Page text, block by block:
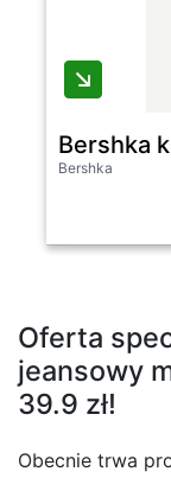
Bershka
Bershka
Oferta
jeansowy
39.9 zł!
Obecnie trwa